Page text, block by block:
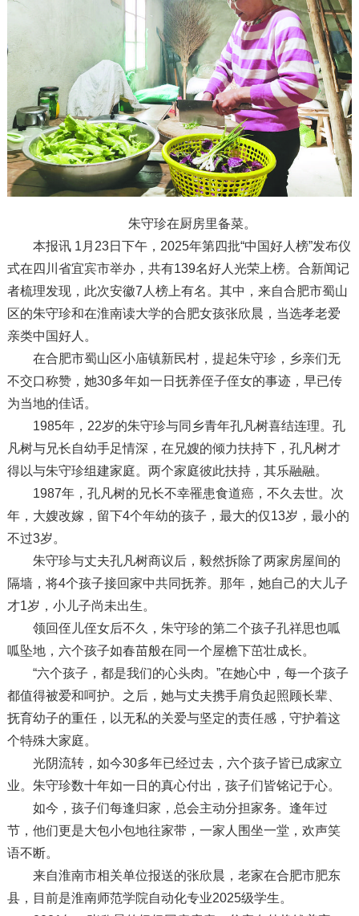
朱守珍在厨房里备菜。
本报讯 1月23日下午，2025年第四批“中国好人榜”发布仪
式在四川省宜宾市举办，共有139名好人光荣上榜。合新闻记
者梳理发现，此次安徽7人榜上有名。其中，来自合肥市蜀山
区的朱守珍和在淮南读大学的合肥女孩张欣晨，当选孝老爱
亲类中国好人。
在合肥市蜀山区小庙镇新民村，提起朱守珍，乡亲们无
不交口称赞，她30多年如一日抚养侄子侄女的事迹，早已传
为当地的佳话。
1985年，22岁的朱守珍与同乡青年孔凡树喜结连理。孔
凡树与兄长自幼手足情深，在兄嫂的倾力扶持下，孔凡树才
得以与朱守珍组建家庭。两个家庭彼此扶持，其乐融融。
1987年，孔凡树的兄长不幸罹患食道癌，不久去世。次
年，大嫂改嫁，留下4个年幼的孩子，最大的仅13岁，最小的
不过3岁。
朱守珍与丈夫孔凡树商议后，毅然拆除了两家房屋间的
隔墙，将4个孩子接回家中共同抚养。那年，她自己的大儿子
才1岁，小儿子尚未出生。
领回侄儿侄女后不久，朱守珍的第二个孩子孔祥思也呱
呱坠地，六个孩子如春苗般在同一个屋檐下茁壮成长。
“六个孩子，都是我们的心头肉。”在她心中，每一个孩子
都值得被爱和呵护。之后，她与丈夫携手肩负起照顾长辈、
抚育幼子的重任，以无私的关爱与坚定的责任感，守护着这
个特殊大家庭。
光阴流转，如今30多年已经过去，六个孩子皆已成家立
业。朱守珍数十年如一日的真心付出，孩子们皆铭记于心。
如今，孩子们每逢归家，总会主动分担家务。逢年过
节，他们更是大包小包地往家带，一家人围坐一堂，欢声笑
语不断。
来自淮南市相关单位报送的张欣晨，老家在合肥市肥东
县，目前是淮南师范学院自动化专业2025级学生。